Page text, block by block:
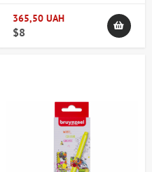
365,50 UAH
$8